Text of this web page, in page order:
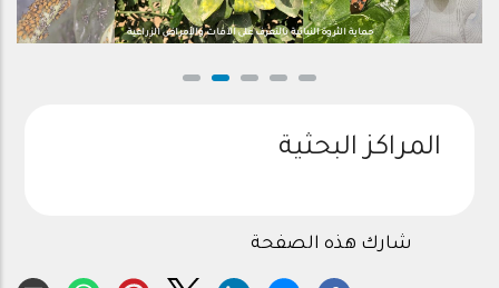
حماية الثروة النباتية بالتعرف على الآفات والأمراض الزراعية
المراكز البحثية
شارك هذه الصفحة